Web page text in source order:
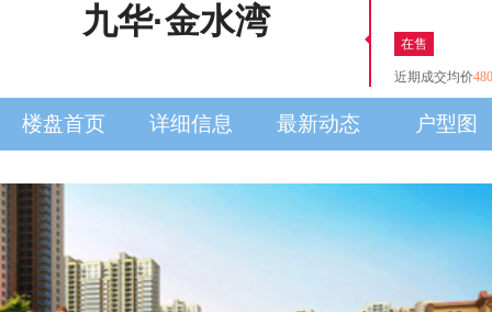
九华·金水湾
在售
近期成交均价
楼盘首页 详细信息 最新动态 户型图